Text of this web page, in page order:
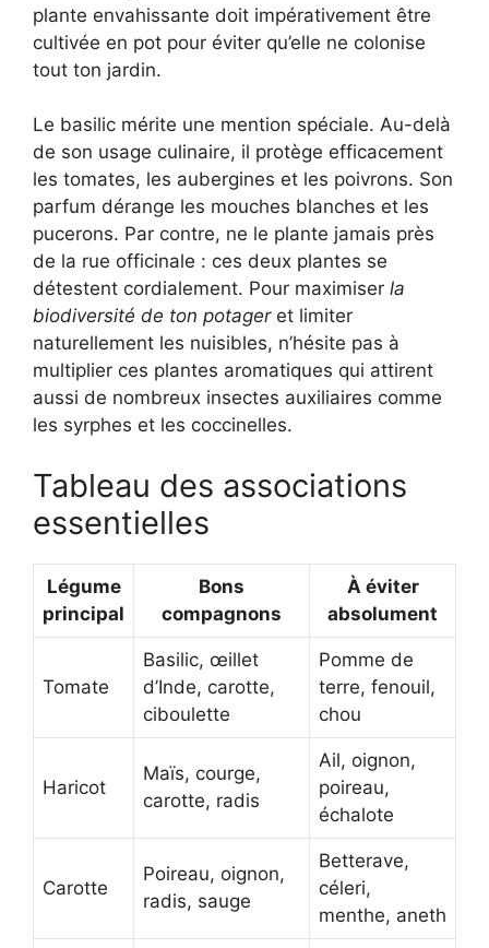
plante envahissante doit impérativement être
cultivée en pot pour éviter qu’elle ne colonise
tout ton jardin.
Le basilic mérite une mention spéciale. Au-delà
de son usage culinaire, il protège efficacement
les tomates, les aubergines et les poivrons. Son
parfum dérange les mouches blanches et les
pucerons. Par contre, ne le plante jamais près
de la rue officinale : ces deux plantes se
détestent cordialement. Pour maximiser la
biodiversité de ton potageret limiter
naturellement les nuisibles, n’hésite pas à
multiplier ces plantes aromatiques qui attirent
aussi de nombreux insectes auxiliaires comme
les syrphes et les coccinelles.
Tableau des associations
essentielles
Légume
principal
Bons
compagnons
À éviter
absolument
Tomate
Basilic, œillet
d’Inde, carotte,
ciboulette
Pomme de
terre, fenouil,
chou
Haricot
Maïs, courge,
carotte, radis
Ail, oignon,
poireau,
échalote
Carotte
Poireau, oignon,
radis, sauge
Betterave,
céleri,
menthe, aneth